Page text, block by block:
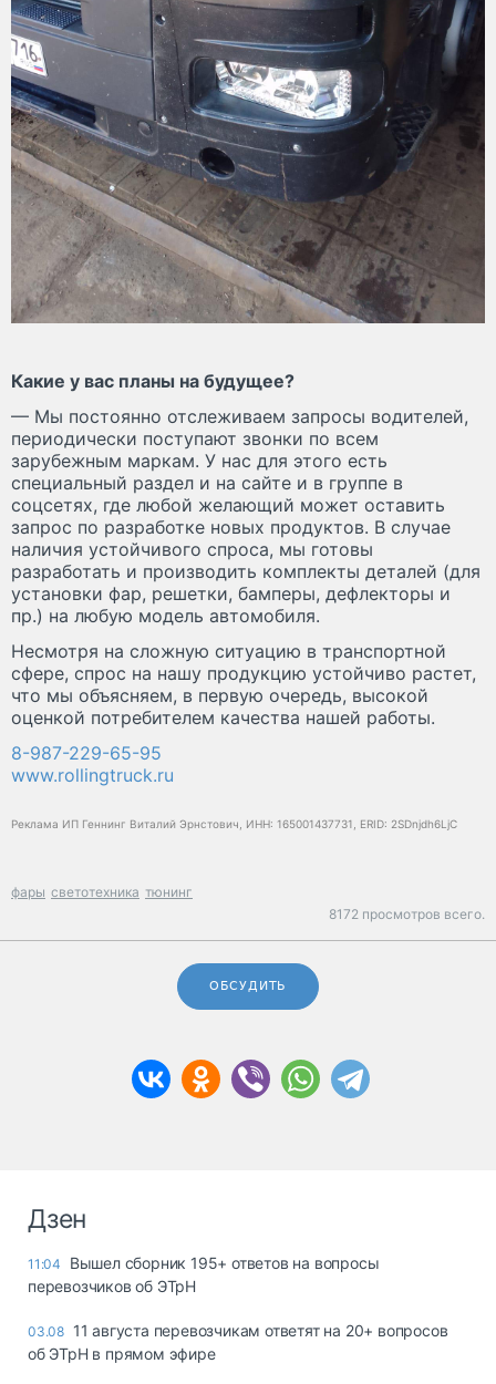
Какие у вас планы на будущее?
— Мы постоянно отслеживаем запросы водителей,
периодически поступают звонки по всем
зарубежным маркам. У нас для этого есть
специальный раздел и на сайте и в группе в
соцсетях, где любой желающий может оставить
запрос по разработке новых продуктов. В случае
наличия устойчивого спроса, мы готовы
разработать и производить комплекты деталей (для
установки фар, решетки, бамперы, дефлекторы и
пр.) на любую модель автомобиля.
Несмотря на сложную ситуацию в транспортной
сфере, спрос на нашу продукцию устойчиво растет,
что мы объясняем, в первую очередь, высокой
оценкой потребителем качества нашей работы.
8-987-229-65-95
www.rollingtruck.ru
Реклама ИП Геннинг Виталий Эрнстович, ИНН: 165001437731, ERID: 2SDnjdh6LjC
фары светотехника тюнинг
8172 просмотров всего.
ОБСУДИТЬ
Дзен
11:04
Вышел сборник 195+ ответов на вопросы
перевозчиков об ЭТрН
03.08 11 августа перевозчикам ответят на 20+ вопросов
об ЭТрН в прямом эфире